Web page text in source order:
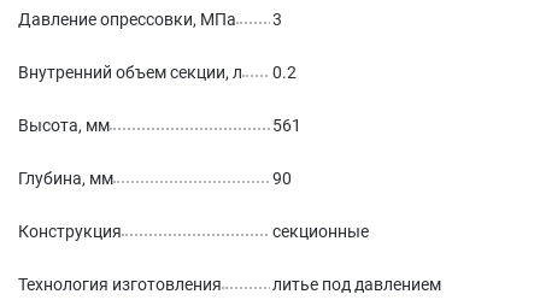
Давление опрессовки, МПа 3
Внутренний объем секции, л 0.2
Высота, мм 561
Глубина, мм 90
Конструкция секционные
Технология изготовления литье под давлением